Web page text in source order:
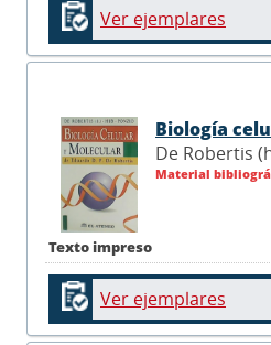
Ver ejemplares
Texto impreso
Biología
De Robertis
Material
Ver ejemplares